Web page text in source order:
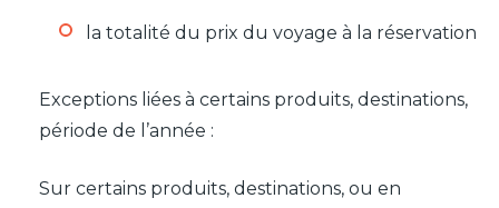
la totalité du prix du voyage à la réservation
Exceptions liées à certains produits, destinations,
période de l’année :
Sur certains produits, destinations, ou en